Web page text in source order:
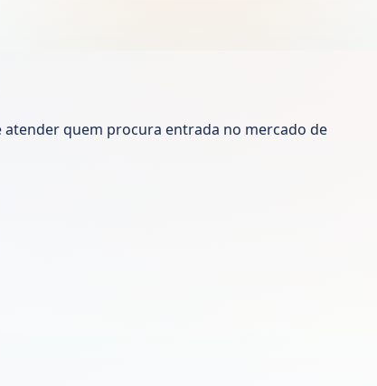
atender quem procura entrada no mercado de